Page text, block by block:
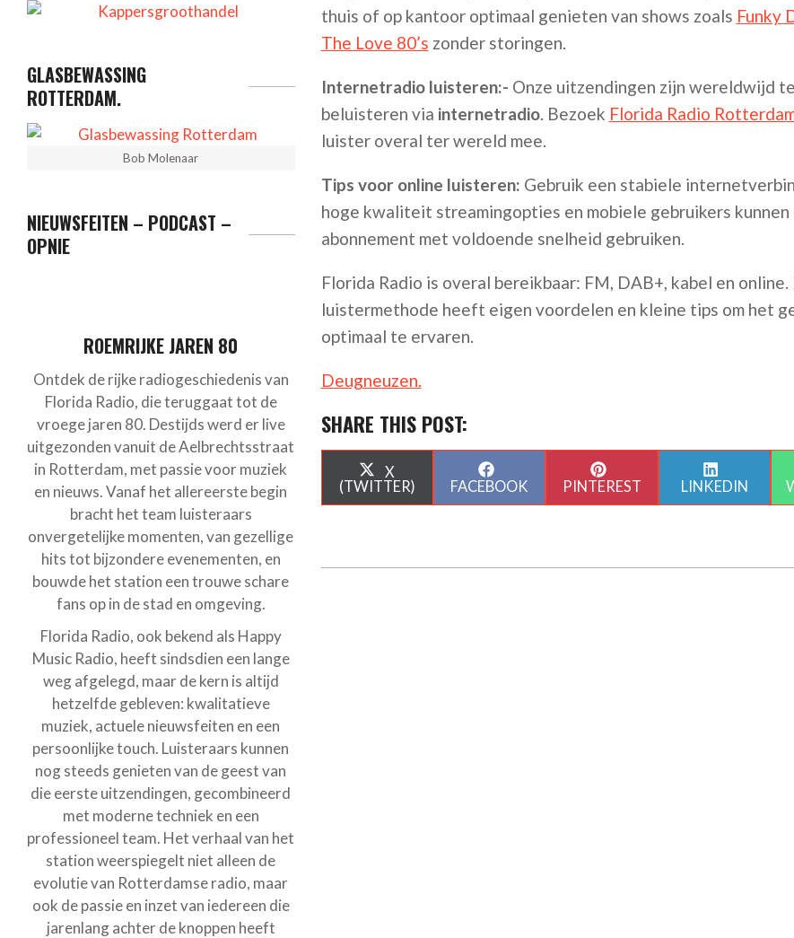
thuis of op kantoor optimaal genieten van shows zoals Funky
The Love 80’s zonder storingen.
Internetradio luisteren:- Onze uitzendingen zijn wereldwijd te
beluisteren via internetradio. Bezoek Florida Radio
luister overal ter wereld mee.
Tips voor online luisteren: Gebruik een stabiele
hoge kwaliteit streamingopties en mobiele gebruikers kunnen
abonnement met voldoende snelheid gebruiken.
Florida Radio is overal bereikbaar: FM, DAB+, kabel en online.
luistermethode heeft eigen voordelen en kleine tips om het
optimaal te ervaren.
Deugneuzen.
SHARE THIS POST:
SHARE
ON
X
(TWITTER)
ON
FACEBOOK
ON
PINTEREST
ON
LINKEDIN
GLASBEWASSING
ROTTERDAM.
Bob Molenaar
NIEUWSFEITEN – PODCAST –
OPNIE
ROEMRIJKE JAREN 80
Ontdek de rijke radiogeschiedenis van
Florida Radio, die teruggaat tot de
vroege jaren 80. Destijds werd er live
uitgezonden vanuit de Aelbrechtsstraat
in Rotterdam, met passie voor muziek
en nieuws. Vanaf het allereerste begin
bracht het team luisteraars
onvergetelijke momenten, van gezellige
hits tot bijzondere evenementen, en
bouwde het station een trouwe schare
fans op in de stad en omgeving.
Florida Radio, ook bekend als Happy
Music Radio, heeft sindsdien een lange
weg afgelegd, maar de kern is altijd
hetzelfde gebleven: kwalitatieve
muziek, actuele nieuwsfeiten en een
persoonlijke touch. Luisteraars kunnen
nog steeds genieten van de geest van
die eerste uitzendingen, gecombineerd
met moderne techniek en een
professioneel team. Het verhaal van het
station weerspiegelt niet alleen de
evolutie van Rotterdamse radio, maar
ook de passie en inzet van iedereen die
jarenlang achter de knoppen heeft